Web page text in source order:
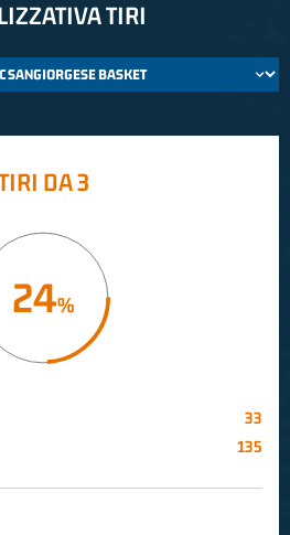
TIRI
DA 3
24
33
135